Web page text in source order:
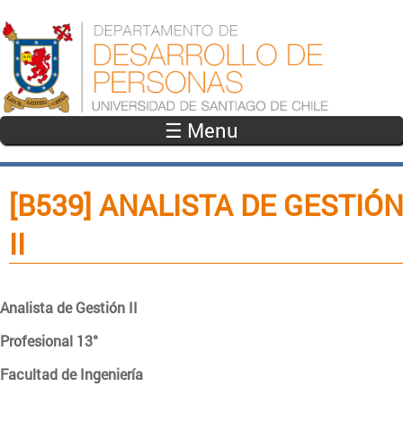
☰ Menu
[B539] ANALISTA DE GESTIÓN
II
Analista de Gestión II
Profesional 13°
Facultad de Ingeniería